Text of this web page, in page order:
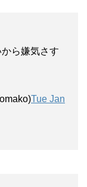
ら嫌気さす
Tue Jan